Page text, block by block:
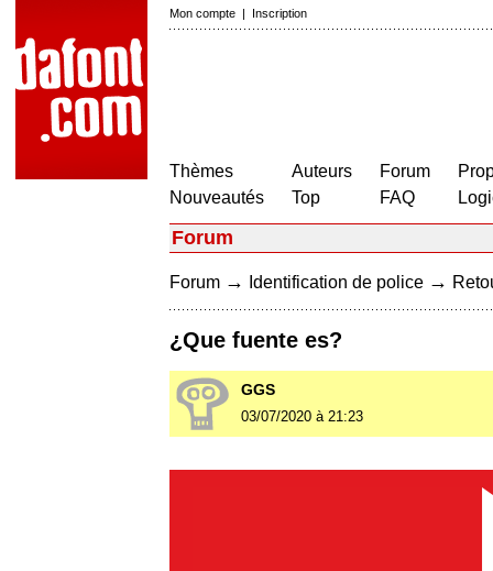
Mon compte | Inscription
Thèmes
Nouveautés
Auteurs
Top
Forum
FAQ
Forum
Forum → Identification de police →
¿Que fuente es?
GGS
03/07/2020 à 21:23